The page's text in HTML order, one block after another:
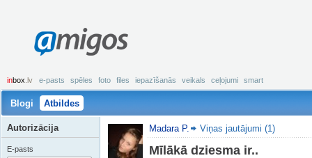
amigos
inbox .lv e-pasts spēles foto files iepazīšanās veikals ceļojumi smart
Blogi Atbildes
Madara P. Viņas jautājumi (1)
Mīlākā dziesma ir..
Autorizācija
E-pasts